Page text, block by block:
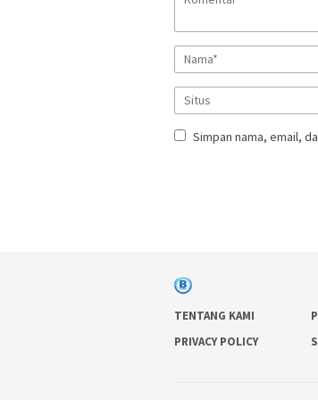
Simpan nama, email,
TENTANG KAMI
PRIVACY POLICY